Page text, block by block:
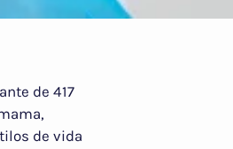
de 417
de vida